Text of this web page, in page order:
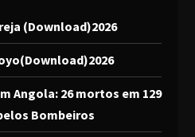
(Download)2026
Angola: 26 mortos em 129
Bombeiros